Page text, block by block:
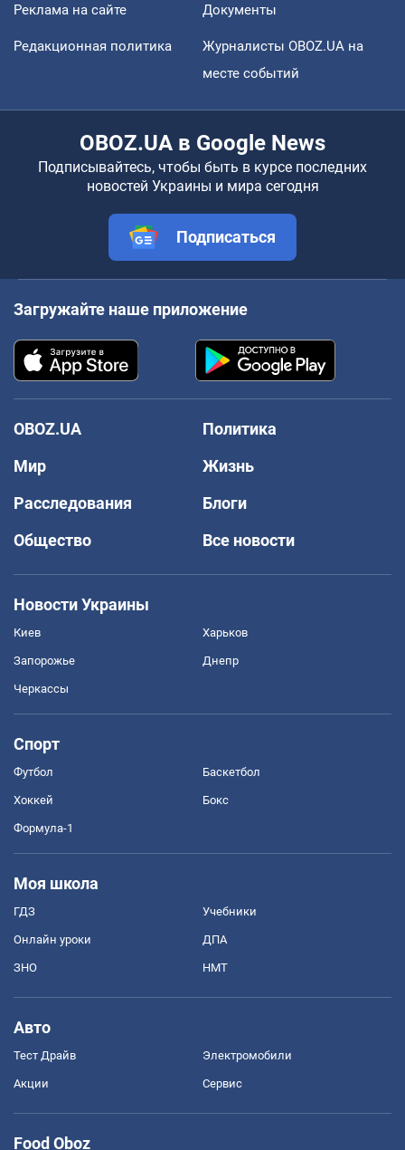
Реклама на сайте Документы
Редакционная политика
Журналисты OBOZ.UA на
месте событий
OBOZ.UA в Google News
Подписывайтесь, чтобы быть в курсе последних
новостей Украины и мира сегодня
Подписаться
Загружайте наше приложение
OBOZ.UA
Политика
Мир
Жизнь
Расследования
Блоги
Общество
Все новости
Новости Украины
Киев Харьков
Запорожье Днепр
Черкассы
Спорт
Футбол Баскетбол
Хоккей Бокс
Формула-1
Моя школа
ГДЗ Учебники
Онлайн уроки ДПА
ЗНО НМТ
Авто
Тест Драйв Электромобили
Акции Сервис
Food Oboz